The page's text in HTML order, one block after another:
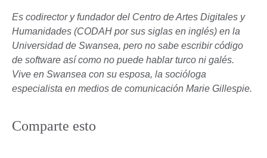
Es codirector y fundador del Centro de Artes Digitales y
Humanidades (CODAH por sus siglas en inglés) en la
Universidad de Swansea, pero no sabe escribir código
de software así como no puede hablar turco ni galés.
Vive en Swansea con su esposa, la socióloga
especialista en medios de comunicación Marie Gillespie.
Comparte esto